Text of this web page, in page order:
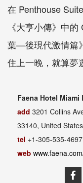
在 Penthouse
《大亨小傳》中
葉—後現代激情篇
住上一晚，就算夢
Faena Hotel
add 3201 Collins
33140, United States
tel +1-305-535-4697
web